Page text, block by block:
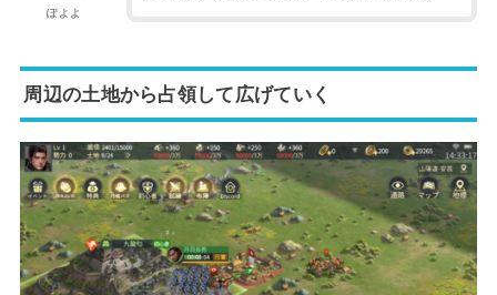
ぽよよ
周辺の土地から占領して広げていく